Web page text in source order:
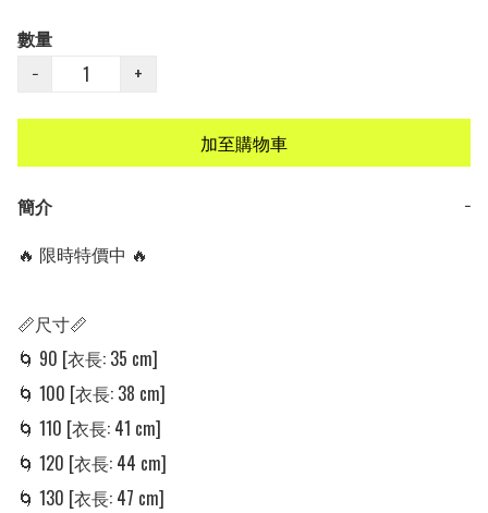
數量
−
+
加至購物車
簡介
−
🔥 限時特價中 🔥
📏尺寸📏
🌀 90 [衣長: 35 cm]
🌀 100 [衣長: 38 cm]
🌀 110 [衣長: 41 cm]
🌀 120 [衣長: 44 cm]
🌀 130 [衣長: 47 cm]